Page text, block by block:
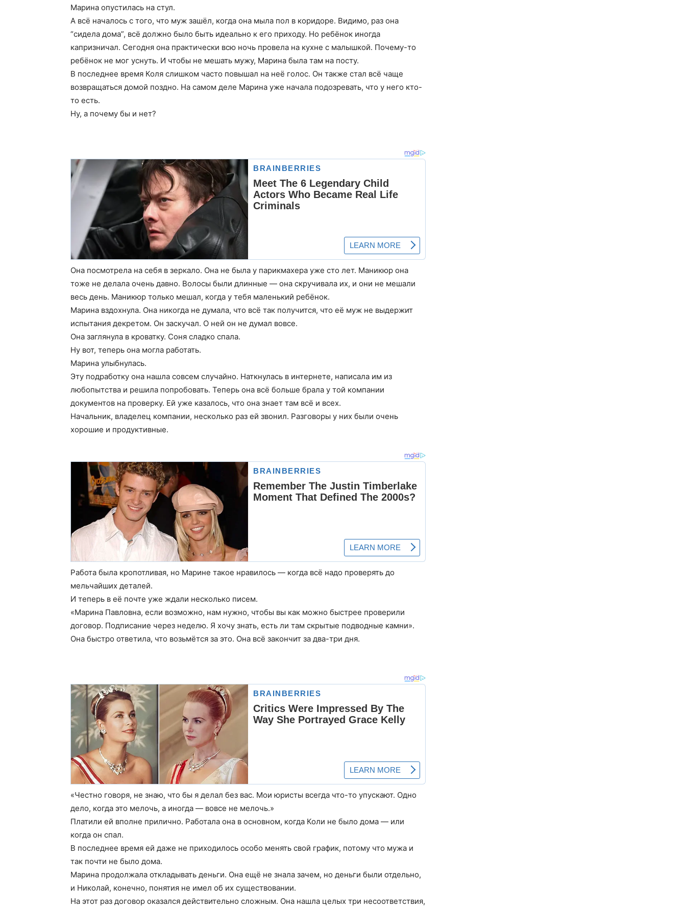
Марина опустилась на стул.
А всё началось с того, что муж зашёл, когда она мыла пол в коридоре. Видимо, раз она
“сидела дома”, всё должно было быть идеально к его приходу. Но ребёнок иногда
капризничал. Сегодня она практически всю ночь провела на кухне с малышкой. Почему-то
ребёнок не мог уснуть. И чтобы не мешать мужу, Марина была там на посту.
В последнее время Коля слишком часто повышал на неё голос. Он также стал всё чаще
возвращаться домой поздно. На самом деле Марина уже начала подозревать, что у него кто-
то есть.
Ну, а почему бы и нет?
Она посмотрела на себя в зеркало. Она не была у парикмахера уже сто лет. Маникюр она
тоже не делала очень давно. Волосы были длинные — она скручивала их, и они не мешали
весь день. Маникюр только мешал, когда у тебя маленький ребёнок.
Марина вздохнула. Она никогда не думала, что всё так получится, что её муж не выдержит
испытания декретом. Он заскучал. О ней он не думал вовсе.
Она заглянула в кроватку. Соня сладко спала.
Ну вот, теперь она могла работать.
Марина улыбнулась.
Эту подработку она нашла совсем случайно. Наткнулась в интернете, написала им из
любопытства и решила попробовать. Теперь она всё больше брала у той компании
документов на проверку. Ей уже казалось, что она знает там всё и всех.
Начальник, владелец компании, несколько раз ей звонил. Разговоры у них были очень
хорошие и продуктивные.
Работа была кропотливая, но Марине такое нравилось — когда всё надо проверять до
мельчайших деталей.
И теперь в её почте уже ждали несколько писем.
«Марина Павловна, если возможно, нам нужно, чтобы вы как можно быстрее проверили
договор. Подписание через неделю. Я хочу знать, есть ли там скрытые подводные камни».
Она быстро ответила, что возьмётся за это. Она всё закончит за два-три дня.
«Честно говоря, не знаю, что бы я делал без вас. Мои юристы всегда что-то упускают. Одно
дело, когда это мелочь, а иногда — вовсе не мелочь.»
Платили ей вполне прилично. Работала она в основном, когда Коли не было дома — или
когда он спал.
В последнее время ей даже не приходилось особо менять свой график, потому что мужа и
так почти не было дома.
Марина продолжала откладывать деньги. Она ещё не знала зачем, но деньги были отдельно,
и Николай, конечно, понятия не имел об их существовании.
На этот раз договор оказался действительно сложным. Она нашла целых три несоответствия,